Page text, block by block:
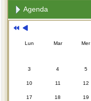
Agenda
Lun Mar Mer
3 4 5
10 11 12
17 18 19